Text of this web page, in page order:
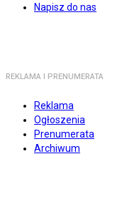
Napisz do nas
REKLAMA I PRENUMERATA
Reklama
Ogłoszenia
Prenumerata
Archiwum